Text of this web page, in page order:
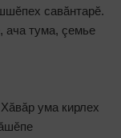
савăнтарӗ.
ача тума, çемье
ума кирлех